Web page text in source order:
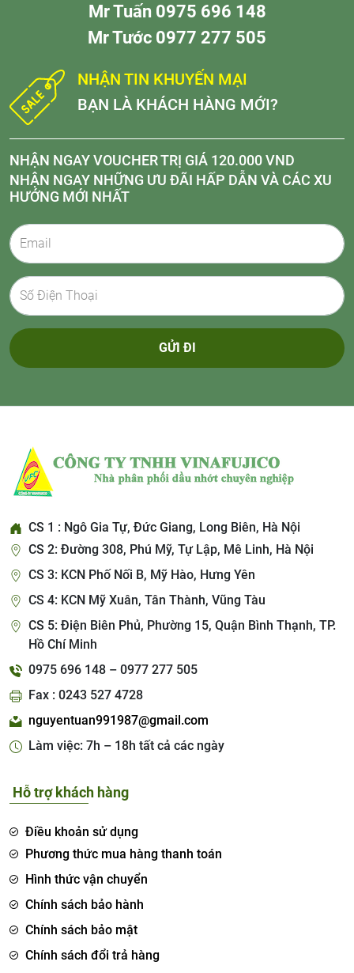
Mr Tuấn 0975 696 148
Mr Tước 0977 277 505
NHẬN TIN KHUYẾN MẠI
BẠN LÀ KHÁCH HÀNG MỚI?
NHẬN NGAY VOUCHER TRỊ GIÁ 120.000 VND
NHẬN NGAY NHỮNG ƯU ĐÃI HẤP DẪN VÀ CÁC XU
HƯỚNG MỚI NHẤT
GỬI ĐI
CS 1 : Ngô Gia Tự, Đức Giang, Long Biên, Hà Nội
CS 2: Đường 308, Phú Mỹ, Tự Lập, Mê Linh, Hà Nội
CS 3: KCN Phố Nối B, Mỹ Hào, Hưng Yên
CS 4: KCN Mỹ Xuân, Tân Thành, Vũng Tàu
CS 5: Điện Biên Phủ, Phường 15, Quận Bình Thạnh, TP.
Hồ Chí Minh
0975 696 148 – 0977 277 505
Fax : 0243 527 4728
nguyentuan991987@gmail.com
Làm việc: 7h – 18h tất cả các ngày
Hỗ trợ khách hàng
Điều khoản sử dụng
Phương thức mua hàng thanh toán
Hình thức vận chuyển
Chính sách bảo hành
Chính sách bảo mật
Chính sách đổi trả hàng